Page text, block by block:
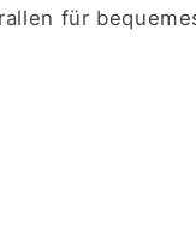
für